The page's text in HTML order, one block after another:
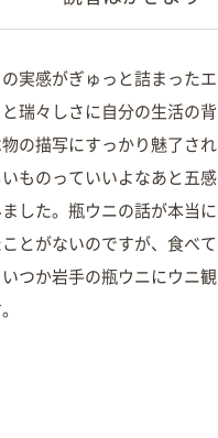
実感がぎゅっと詰まった
瑞々しさに自分の生活の
の描写にすっかり魅了さ
ものっていいよなあと五
した。瓶ウニの話が本当
とがないのですが、食べ
つか岩手の瓶ウニにウニ